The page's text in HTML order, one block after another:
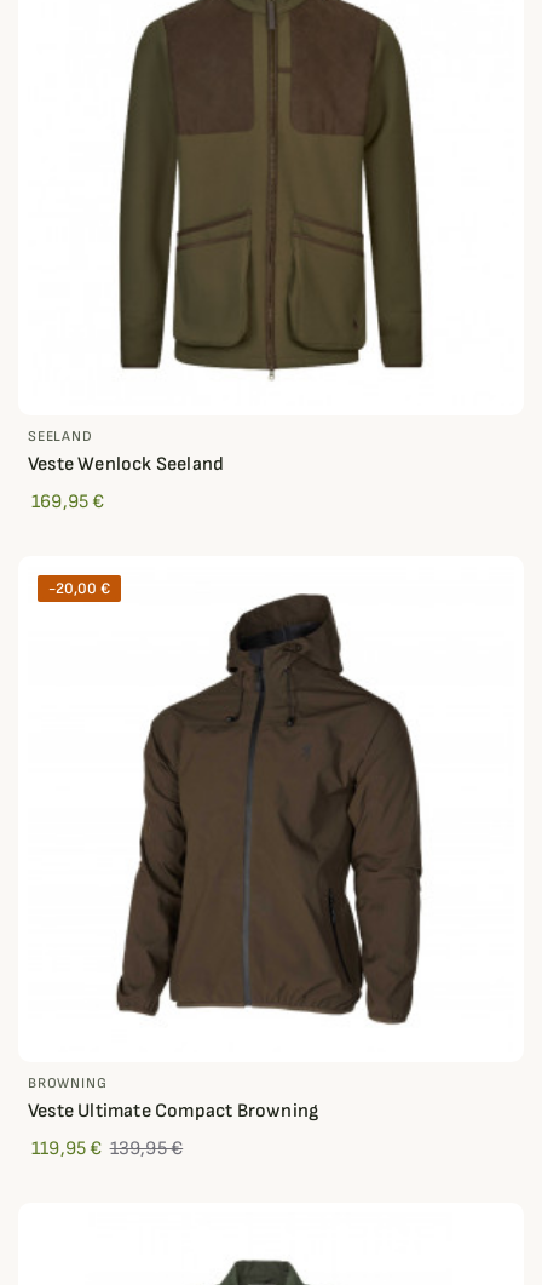
SEELAND
Veste Wenlock Seeland
169,95 €
-20,00 €
BROWNING
Veste Ultimate Compact Browning
119,95 € 139,95 €